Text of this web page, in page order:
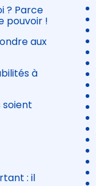
? Parce
pouvoir !
aux
à
soient
: il